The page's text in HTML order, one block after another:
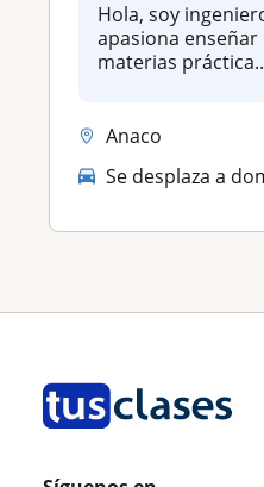
Hola, soy
apasiona
materias
Anaco
Se desplaza a